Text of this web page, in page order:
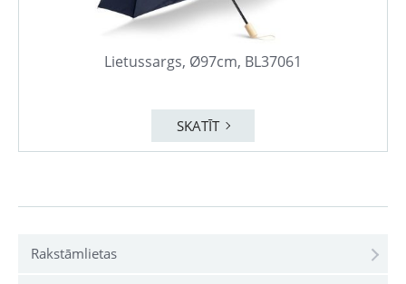
Rakstāmlietas
Lietussargs, Ø97cm, BL37061
SKATĪT